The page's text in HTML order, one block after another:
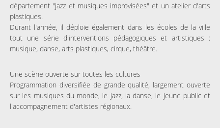
département "jazz et musiques improvisées" et un atelier d'arts
plastiques.
Durant l'année, il déploie également dans les écoles de la ville
tout une série d'interventions pédagogiques et artistiques :
musique, danse, arts plastiques, cirque, théâtre.
Une scène ouverte sur toutes les cultures
Programmation diversifiée de grande qualité, largement ouverte
sur les musiques du monde, le jazz, la danse, le jeune public et
l'accompagnement d'artistes régionaux.